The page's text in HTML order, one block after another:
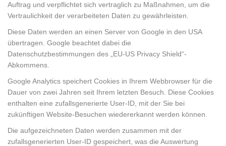
Auftrag und verpflichtet sich vertraglich zu Maßnahmen, um die
Vertraulichkeit der verarbeiteten Daten zu gewährleisten.
Diese Daten werden an einen Server von Google in den USA
übertragen. Google beachtet dabei die
Datenschutzbestimmungen des „EU-US Privacy Shield“-
Abkommens.
Google Analytics speichert Cookies in Ihrem Webbrowser für die
Dauer von zwei Jahren seit Ihrem letzten Besuch. Diese Cookies
enthalten eine zufallsgenerierte User-ID, mit der Sie bei
zukünftigen Website-Besuchen wiedererkannt werden können.
Die aufgezeichneten Daten werden zusammen mit der
zufallsgenerierten User-ID gespeichert, was die Auswertung